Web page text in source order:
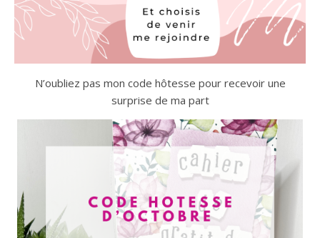
N’oubliez pas mon code hôtesse pour recevoir une
surprise de ma part